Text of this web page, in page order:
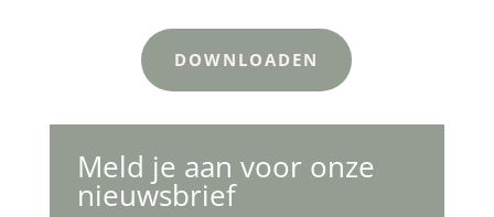
DOWNLOADEN
Meld je aan voor onze
nieuwsbrief